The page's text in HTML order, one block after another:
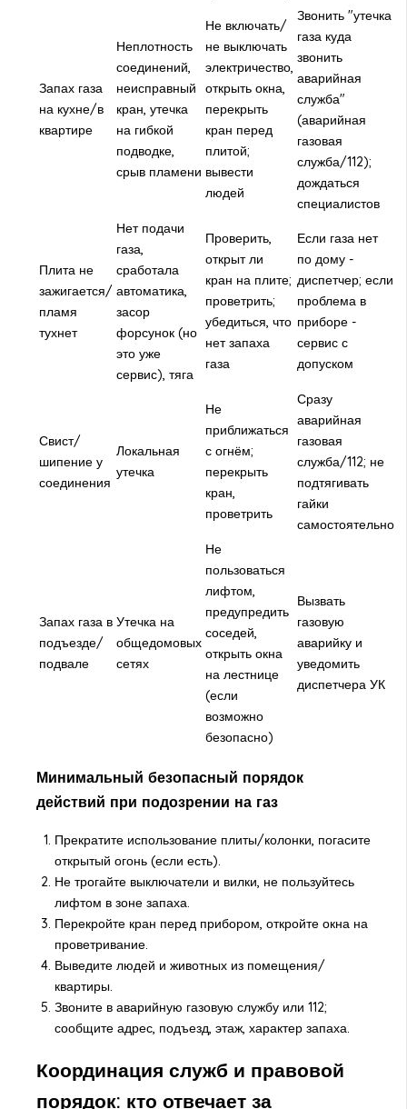
Запах газа
на кухне/в
квартире
Неплотность
соединений,
неисправный
кран, утечка
на гибкой
подводке,
срыв пламени
Не включать/
не выключать
электричество,
открыть окна,
перекрыть
кран перед
плитой;
вывести
людей
Звонить "утечка
газа куда
звонить
аварийная
служба"
(аварийная
газовая
служба/112);
дождаться
специалистов
Плита не
зажигается/
пламя
тухнет
Нет подачи
газа,
сработала
автоматика,
засор
форсунок (но
это уже
сервис), тяга
Проверить,
открыт ли
кран на плите;
проветрить;
убедиться, что
нет запаха
газа
Если газа нет
по дому -
диспетчер; если
проблема в
приборе -
сервис с
допуском
Свист/
шипение у
соединения
Локальная
утечка
Не
приближаться
с огнём;
перекрыть
кран,
проветрить
Сразу
аварийная
газовая
служба/112; не
подтягивать
гайки
самостоятельно
Запах газа в
подъезде/
подвале
Утечка на
общедомовых
сетях
Не
пользоваться
лифтом,
предупредить
соседей,
открыть окна
на лестнице
(если
возможно
безопасно)
Вызвать
газовую
аварийку и
уведомить
диспетчера УК
Минимальный безопасный порядок
действий при подозрении на газ
Прекратите использование плиты/колонки, погасите
открытый огонь (если есть).
Не трогайте выключатели и вилки, не пользуйтесь
лифтом в зоне запаха.
Перекройте кран перед прибором, откройте окна на
проветривание.
Выведите людей и животных из помещения/
квартиры.
Звоните в аварийную газовую службу или 112;
сообщите адрес, подъезд, этаж, характер запаха.
Координация служб и правовой
порядок: кто отвечает за